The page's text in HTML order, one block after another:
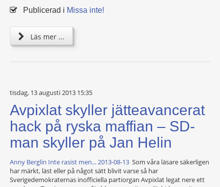
Publicerad i Missa inte!
Läs mer ...
tisdag, 13 augusti 2013 15:35
Avpixlat skyller jätteavancerat
hack på ryska maffian – SD-
man skyller på Jan Helin
Anny Berglin Inte rasist men... 2013-08-13 Som våra läsare säkerligen
har märkt, läst eller på något sätt blivit varse så har
Sverigedemokraternas inofficiella partiorgan Avpixlat legat nere ett